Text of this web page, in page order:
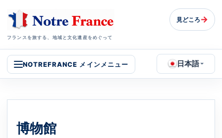
フランスを旅する、地域と文化遺産をめぐって
見どころ →
NOTREFRANCE メインメニュー 日本語
博物館